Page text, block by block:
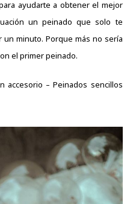
ayudarte a obtener el mejor
un peinado que solo te
minuto. Porque más no sería
el primer peinado.
accesorio – Peinados sencillos